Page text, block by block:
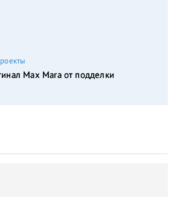
Max Mara от подделки